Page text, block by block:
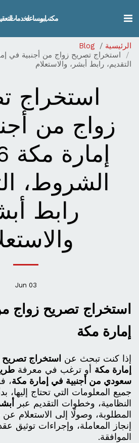
مكتب ابو مساعد لخدمات
الرئيسية
Blog
التقديم، رابط أبشر، والاستعلام
استخراج
زواج من
الشروط،
رابط
03
Jun
استخراج تصريح زواج
إمارة مكة
إذا كنت تبحث عن استخراج
إمارة مكة أو ترغب في معرفة
سعودي من أجنبية في إمارة مكة،
جميع المعلومات التي تحتاج
النظامية، وخطوات التقديم عبر
المطلوبة، وصولًا إلى الاستعلام
إنجاز المعاملة، وإجراءات توثيق
الموافقة.